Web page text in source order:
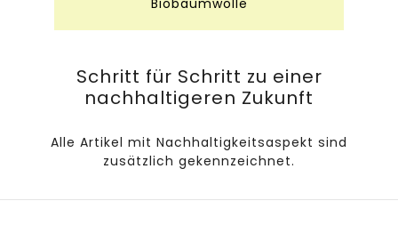
Schritt für Schritt zu einer
nachhaltigeren Zukunft
Alle Artikel mit Nachhaltigkeitsaspekt sind
zusätzlich gekennzeichnet.